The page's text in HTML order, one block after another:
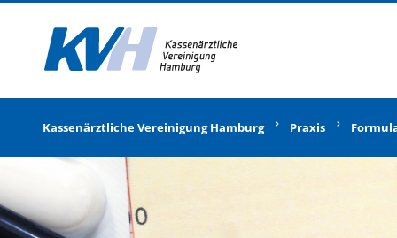
Kassenärztliche Vereinigung Hamburg Praxis